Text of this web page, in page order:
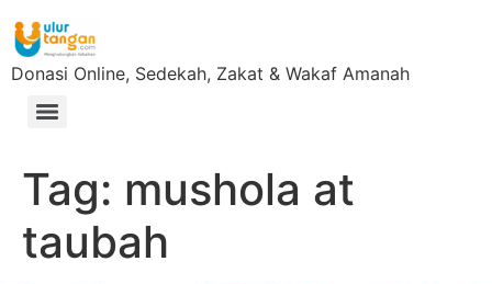
Donasi Online, Sedekah, Zakat & Wakaf Amanah
Tag: mushola at
taubah